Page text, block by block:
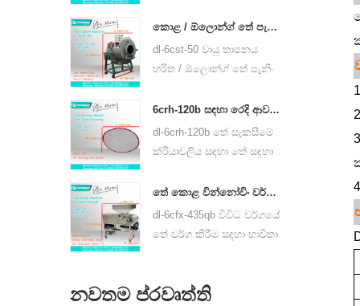
පොර් තේ තේ කේක් හා
අනෙකුත් තේ කේක් හා තේ
ගඩොල් යනාදිය භාවිත කළ
කොළ / ඕලොන්ග් තේ පැන්ජින් යන්ත්රය තේ කොළ පන්ර්නර් උපකරණ 6cst-50
dl-6cst-50 වායු තාපනය
හරිත / ඕලොන්ග් තේ පැනිං
භාවිතා කළ හැකිය,
අභ්යන්තරයේ විෂ්කම්භය
50cm, වැඩිම උෂ්ණත්වය
පැයට කිලෝ 25 ක තේ
6crh-120b සඳහා රෙදි ආවරණ සමග තේ කොළ මෘදු උණ බූම්බයක්
dl-6crh-120b තේ සැකසීමේ
ක්රියාවලිය සඳහා තේ සඳහා
සඳහා ප්රධාන වශයෙන්
යොදා ගන්නා රෙදි කඩ සහිත
බම්බු වැනි මෘදු බෑගයක්.
තේ කොළ වින්නෝවිං වර්ග කිරීමේ යන්ත්‍රය dl-6cfx-435qb
dl-6cfx-435qb විවිධ වර්ගයේ
තේ වර්ග කිරීම සඳහා භාවිතා
පිරිවිතරයන්ගෙන් යුත් තේ
නවතම ප්රවෘත්ති